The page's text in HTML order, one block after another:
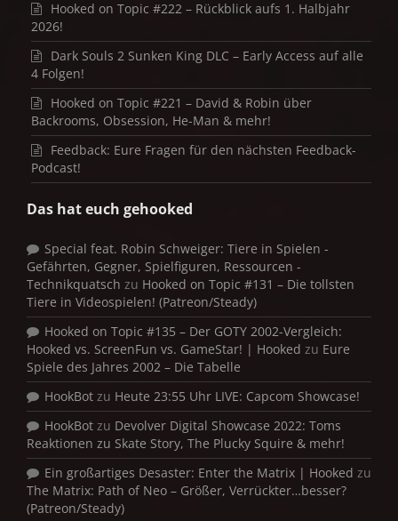
Hooked on Topic #222 – Rückblick aufs 1. Halbjahr
2026!
Dark Souls 2 Sunken King DLC – Early Access auf alle
4 Folgen!
Hooked on Topic #221 – David & Robin über
Backrooms, Obsession, He-Man & mehr!
Feedback: Eure Fragen für den nächsten Feedback-
Podcast!
Das hat euch gehooked
Special feat. Robin Schweiger: Tiere in Spielen -
Gefährten, Gegner, Spielfiguren, Ressourcen -
Technikquatsch zu Hooked on Topic #131 – Die tollsten
Tiere in Videospielen! (Patreon/Steady)
Hooked on Topic #135 – Der GOTY 2002-Vergleich:
Hooked vs. ScreenFun vs. GameStar! | Hooked zu Eure
Spiele des Jahres 2002 – Die Tabelle
HookBot zu Heute 23:55 Uhr LIVE: Capcom Showcase!
HookBot zu Devolver Digital Showcase 2022: Toms
Reaktionen zu Skate Story, The Plucky Squire & mehr!
Ein großartiges Desaster: Enter the Matrix | Hooked zu
The Matrix: Path of Neo – Größer, Verrückter…besser?
(Patreon/Steady)